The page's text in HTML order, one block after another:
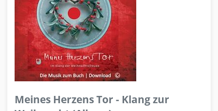
Meines Herzens Tor - Klang zur